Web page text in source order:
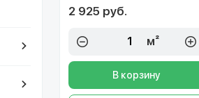
2 925 руб.
м²
В корзину